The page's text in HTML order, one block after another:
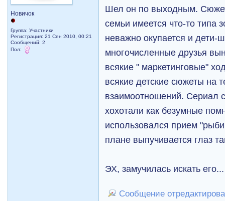
Новичок
Группа: Участники
Регистрация: 21 Сен 2010, 00:21
Сообщений: 2
Пол:
Шел он по выходным.
семьи имеется что-то типа
неважно окупается и дети-
многочисленные друзья
всякие " маркетинговые"
всякие детские сюжеты на
взаимоотношений. Сериал
хохотали как безумные
использовался прием
плане выпучивается глаз
ЭХ, замучилась искать его...
Сообщение